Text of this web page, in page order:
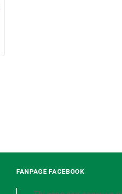
FANPAGE FACEBOOK